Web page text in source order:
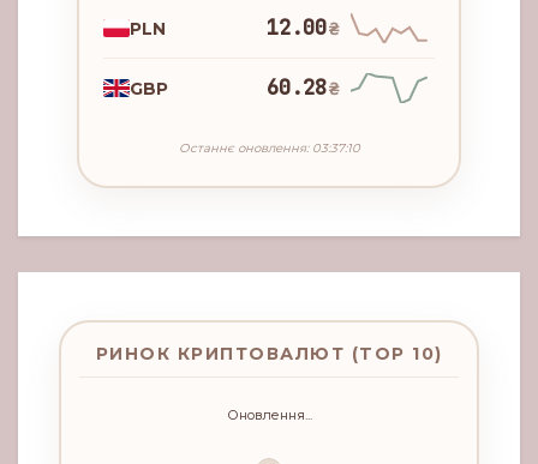
PLN 12.00₴
GBP 60.28₴
Останнє оновлення: 03:37:10
РИНОК КРИПТОВАЛЮТ (TOP 10)
Оновлення...